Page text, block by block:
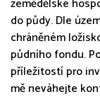
do půdy. Dle
chráněném
půdního fondu.
příležitostí pro
mě neváhejte